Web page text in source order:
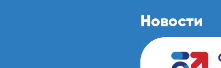
Новости